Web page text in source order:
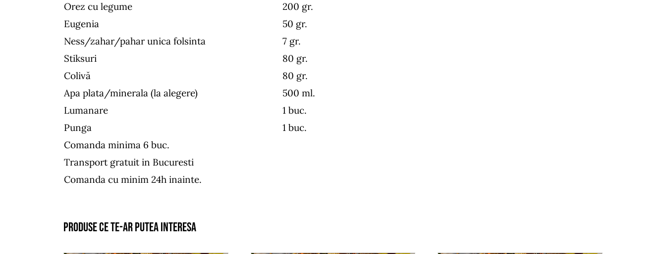
Orez cu legume
200 gr.
Eugenia
50 gr.
Ness/zahar/pahar unica folsinta
7 gr.
Stiksuri
80 gr.
Colivă
80 gr.
Apa plata/minerala (la alegere)
500 ml.
Lumanare
1 buc.
Punga
1 buc.
Comanda minima 6 buc.
Transport gratuit in Bucuresti
Comanda cu minim 24h inainte.
Produse ce te-ar putea interesa